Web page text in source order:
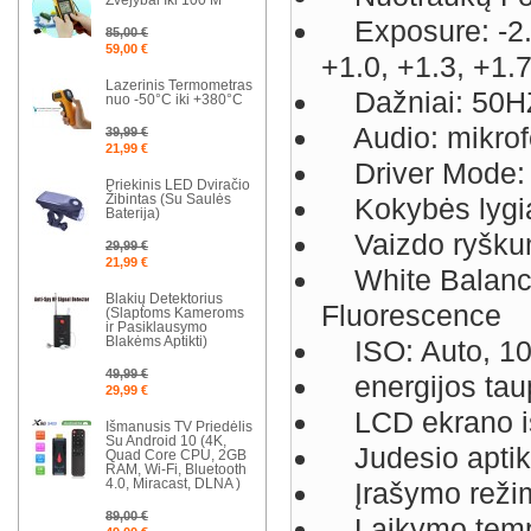
Exposure: -
+1.0, +1.3,
Dažniai:
Audio:
Driver Mode:
Kokybės
Vaizdo
White
Fluorescence
ISO: Auto,
energijos
LCD ekrano
Judesio
Įrašymo
85,00 €
59,00 €
Lazerinis Termometras
nuo -50°C iki +380°C
39,99 €
21,99 €
Priekinis LED Dviračio
Žibintas (Su Saulės
Baterija)
29,99 €
21,99 €
Blakių Detektorius
(Slaptoms Kameroms
ir Pasiklausymo
Blakėms Aptikti)
49,99 €
29,99 €
Išmanusis TV Priedėlis
Su Android 10 (4K,
Quad Core CPU, 2GB
RAM, Wi-Fi, Bluetooth
4.0, Miracast, DLNA )
89,00 €